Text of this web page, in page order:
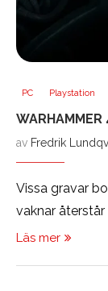
PC Playstation
WARHAMMER
av Fredrik
Vissa gravar
vaknar återstår
Läs mer